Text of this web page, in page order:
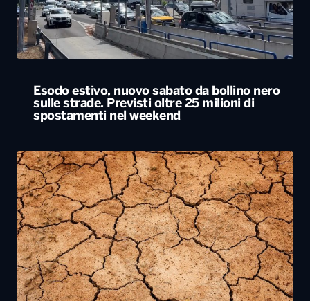
Esodo estivo, nuovo sabato da bollino nero
sulle strade. Previsti oltre 25 milioni di
spostamenti nel weekend